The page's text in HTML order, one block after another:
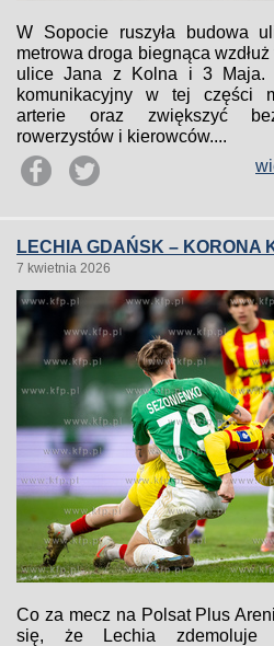
W Sopocie ruszyła budowa
metrowa droga biegnąca
ulice Jana z Kolna i 3 Maja.
komunikacyjny w tej części
arterie oraz zwiększyć
rowerzystów i kierowców....
LECHIA GDAŃSK – KORONA
7 kwietnia 2026
Co za mecz na Polsat Plus
się, że Lechia zdemoluje